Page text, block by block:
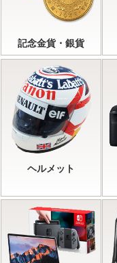
記念金貨・銀貨
ヘルメット